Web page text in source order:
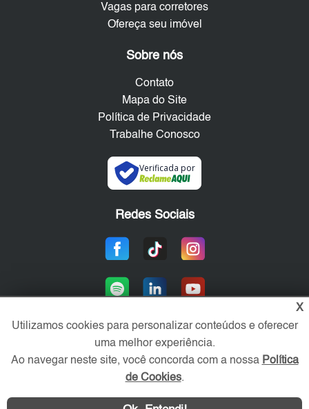
Vagas para corretores
Ofereça seu imóvel
Sobre nós
Contato
Mapa do Site
Política de Privacidade
Trabalhe Conosco
Verificada por
Redes Sociais
Área exclusiva aos anunciantes,
acesse sua conta:
X
Utilizamos cookies para personalizar conteúdos e oferecer
uma melhor experiência.
Ao navegar neste site, você concorda com a nossa Política
de Cookies.